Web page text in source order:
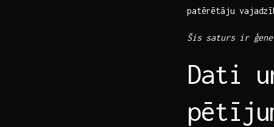
patērētāju
Šis saturs ⁤ir
Dati